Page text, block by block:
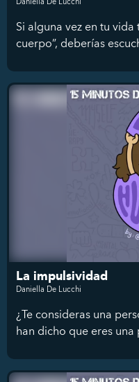
Si alguna vez en tu
cuerpo”, deberías
La impulsividad
Daniella De Lucchi
¿Te consideras una
han dicho que eres una